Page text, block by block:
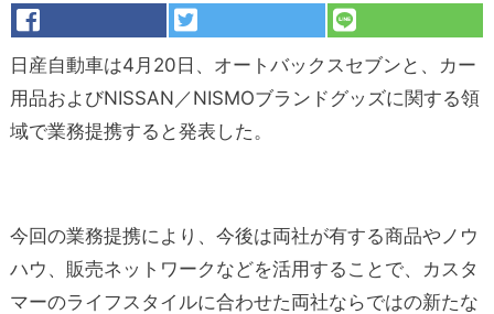
日産自動車は4月20日、オートバックスセブンと、カー
用品およびNISSAN／NISMOブランドグッズに関する領
域で業務提携すると発表した。
今回の業務提携により、今後は両社が有する商品やノウ
ハウ、販売ネットワークなどを活用することで、カスタ
マーのライフスタイルに合わせた両社ならではの新たな